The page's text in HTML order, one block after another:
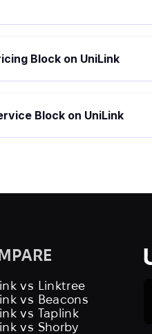
Block on UniLink
Block on UniLink
vs Linktree
vs Beacons
vs Taplink
vs Shorby